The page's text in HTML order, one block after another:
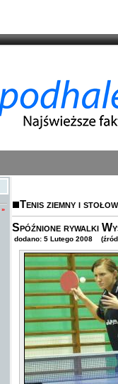
»
Tenis ziemny i
Spóźnione rywalki
dodano: 5 Lutego 2008